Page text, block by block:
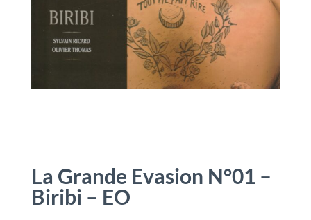
La Grande Evasion N°01 –
Biribi – EO